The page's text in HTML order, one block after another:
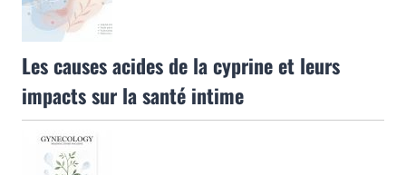
Les causes acides de la cyprine et leurs
impacts sur la santé intime